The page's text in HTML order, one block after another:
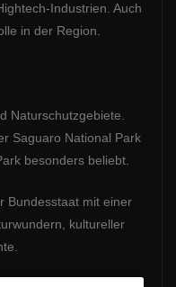
Industrien. Auch
in der Region.
Naturschutzgebiete.
Saguaro National Park
besonders beliebt.
Bundesstaat mit einer
kultureller